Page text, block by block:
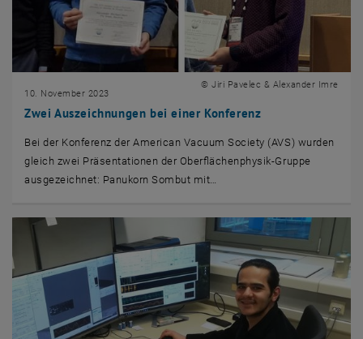
Zwei Auszeichnungen bei einer Konferenz
10. November 2023
© Jiri Pavelec & Alexander Imre
Bei der Konferenz der American Vacuum Society (AVS) wurden
gleich zwei Präsentationen der Oberflächenphysik-Gruppe
ausgezeichnet: Panukorn Sombut mit…